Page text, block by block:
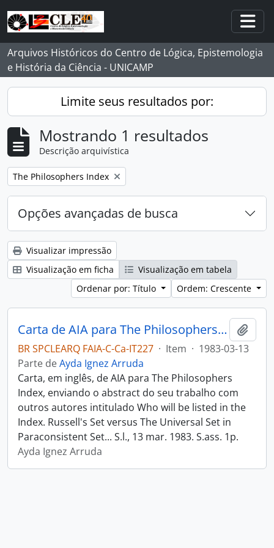
Skip to main content
Arquivos Históricos do Centro de Lógica, Epistemologia
e História da Ciência - UNICAMP
Limite seus resultados por:
Mostrando 1 resultados
Descrição arquivística
Remover filtro:
The Philosophers Index
Opções avançadas de busca
Visualizar impressão
Visualização em ficha
Visualização em tabela
Ordenar por: Título
Ordem: Crescente
Carta de AIA para The Philosophers Index
BR SPCLEARQ FAIA-C-Ca-IT227 · Item · 1983-03-13
Parte deAyda Ignez Arruda
Carta, em inglês, de AIA para The Philosophers
Index, enviando o abstract do seu trabalho com
outros autores intitulado Who will be listed in the
Index. Russell's Set versus The Universal Set in
Paraconsistent Set... S.l., 13 mar. 1983. S.ass. 1p.
Ayda Ignez Arruda